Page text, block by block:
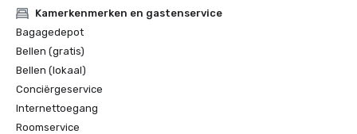
Kamerkenmerken en gastenservice
Bagagedepot
Bellen (gratis)
Bellen (lokaal)
Conciërgeservice
Internettoegang
Roomservice